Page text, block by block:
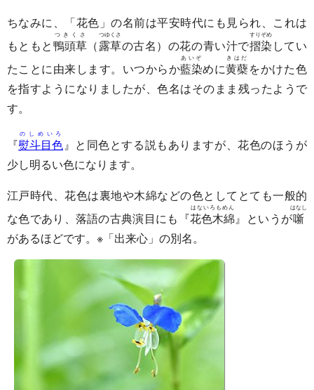
ちなみに、「花色」の名前は平安時代にも見られ、これは
もともと鴨頭草
つきくさ
（露草
つゆくさ
の古名）の花の青い汁で摺染
すりぞめ
してい
たことに由来します。いつからか藍染
あいぞ
めに黄蘗
きはだ
をかけた色
を指すようになりましたが、色名はそのまま残ったようで
す。
『熨斗目色
のしめいろ
』と同色とする説もありますが、花色のほうが
少し明るい色になります。
江戸時代、花色は裏地や木綿などの色としてとても一般的
な色であり、落語の古典演目にも『花色木綿
はないろもめん
』というが噺
はなし
があるほどです。※「出来心」の別名。